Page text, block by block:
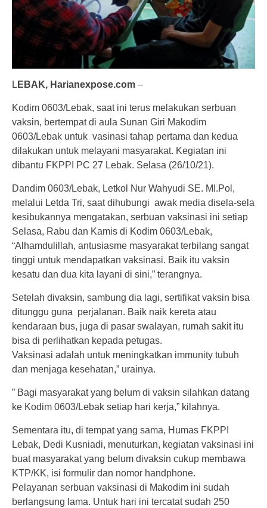
L EBAK, Harianexpose.com –
Kodim 0603/Lebak, saat ini terus melakukan serbuan
vaksin, bertempat di aula Sunan Giri Makodim
0603/Lebak untuk vasinasi tahap pertama dan kedua
dilakukan untuk melayani masyarakat. Kegiatan ini
dibantu FKPPI PC 27 Lebak. Selasa (26/10/21).
Dandim 0603/Lebak, Letkol Nur Wahyudi SE. MI.Pol,
melalui Letda Tri, saat dihubungi awak media disela-sela
kesibukannya mengatakan, serbuan vaksinasi ini setiap
Selasa, Rabu dan Kamis di Kodim 0603/Lebak,
“Alhamdulillah, antusiasme masyarakat terbilang sangat
tinggi untuk mendapatkan vaksinasi. Baik itu vaksin
kesatu dan dua kita layani di sini,” terangnya.
Setelah divaksin, sambung dia lagi, sertifikat vaksin bisa
ditunggu guna perjalanan. Baik naik kereta atau
kendaraan bus, juga di pasar swalayan, rumah sakit itu
bisa di perlihatkan kepada petugas.
Vaksinasi adalah untuk meningkatkan immunity tubuh
dan menjaga kesehatan,” urainya.
” Bagi masyarakat yang belum di vaksin silahkan datang
ke Kodim 0603/Lebak setiap hari kerja,” kilahnya.
Sementara itu, di tempat yang sama, Humas FKPPI
Lebak, Dedi Kusniadi, menuturkan, kegiatan vaksinasi ini
buat masyarakat yang belum divaksin cukup membawa
KTP/KK, isi formulir dan nomor handphone.
Pelayanan serbuan vaksinasi di Makodim ini sudah
berlangsung lama. Untuk hari ini tercatat sudah 250